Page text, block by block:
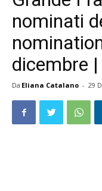
nominati
dicembre
Da Eliana Catalano - 29